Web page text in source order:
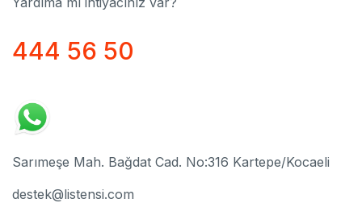
444 56 50
Sarımeşe Mah. Bağdat Cad. No:316 Kartepe/Kocaeli
destek@listensi.com